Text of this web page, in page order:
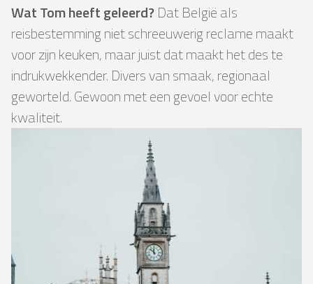
Wat Tom heeft geleerd?Dat België als
reisbestemming niet schreeuwerig reclame maakt
voor zijn keuken, maar juist dat maakt het des te
indrukwekkender. Divers van smaak, regionaal
geworteld. Gewoon met een gevoel voor echte
kwaliteit.